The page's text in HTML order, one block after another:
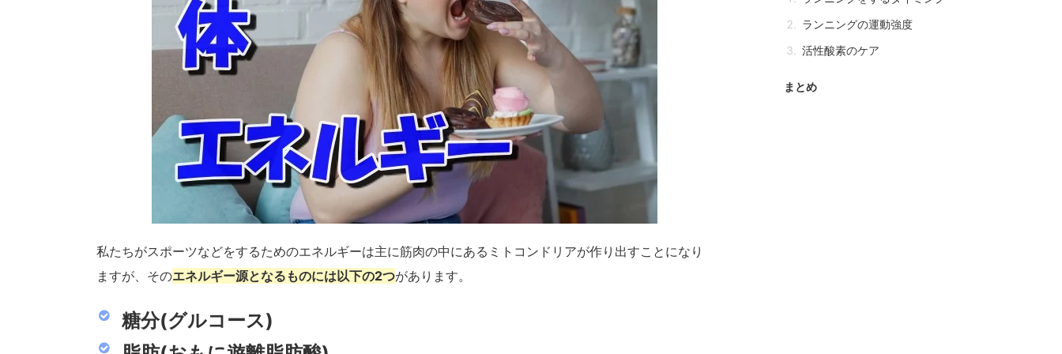
私たちがスポーツなどをするためのエネルギーは主に筋肉の中にあるミトコンドリアが作り出すことになり
ますが、そのエネルギー源となるものには以下の2つがあります。
糖分(グルコース)
ランニングの運動強度
活性酸素のケア
まとめ